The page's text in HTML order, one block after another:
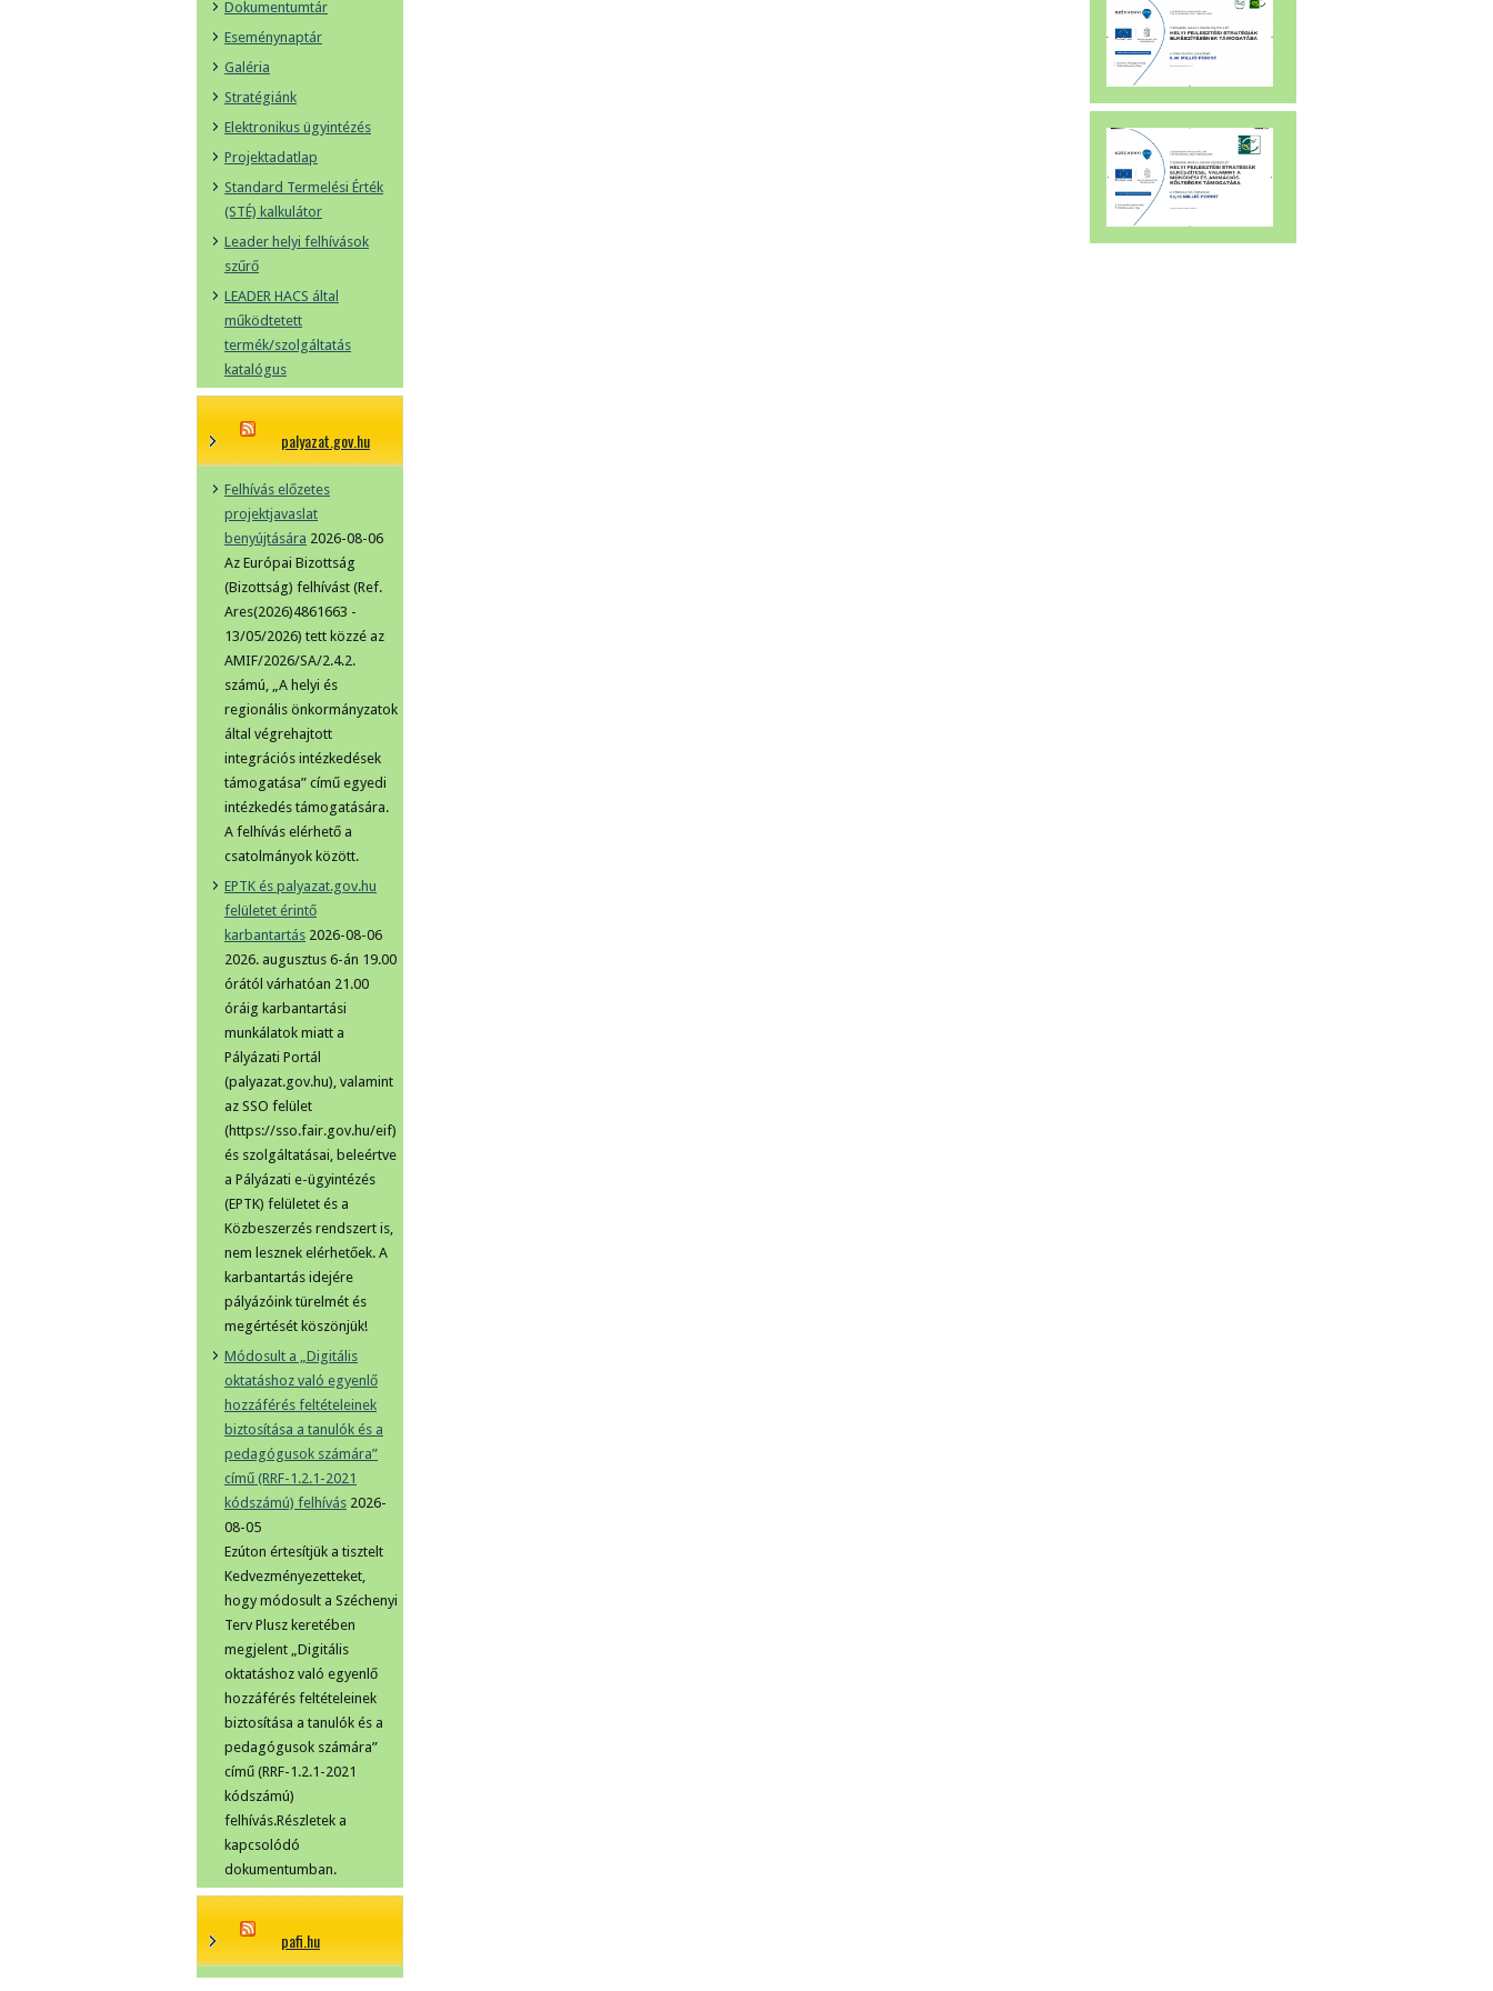
Dokumentumtár
Eseménynaptár
Galéria
Stratégiánk
Elektronikus ügyintézés
Projektadatlap
Standard Termelési Érték
(STÉ) kalkulátor
Leader helyi felhívások
szűrő
LEADER HACS által
működtetett
termék/szolgáltatás
katalógus
palyazat.gov.hu
Felhívás előzetes
projektjavaslat
benyújtására 2026-08-06
Az Európai Bizottság
(Bizottság) felhívást (Ref.
Ares(2026)4861663 -
13/05/2026) tett közzé az
AMIF/2026/SA/2.4.2.
számú, „A helyi és
regionális önkormányzatok
által végrehajtott
integrációs intézkedések
támogatása” című egyedi
intézkedés támogatására.
A felhívás elérhető a
csatolmányok között.
EPTK és palyazat.gov.hu
felületet érintő
karbantartás 2026-08-06
2026. augusztus 6-án 19.00
órától várhatóan 21.00
óráig karbantartási
munkálatok miatt a
Pályázati Portál
(palyazat.gov.hu), valamint
az SSO felület
(https://sso.fair.gov.hu/eif)
és szolgáltatásai, beleértve
a Pályázati e-ügyintézés
(EPTK) felületet és a
Közbeszerzés rendszert is,
nem lesznek elérhetőek. A
karbantartás idejére
pályázóink türelmét és
megértését köszönjük!
Módosult a „Digitális
oktatáshoz való egyenlő
hozzáférés feltételeinek
biztosítása a tanulók és a
pedagógusok számára”
című (RRF-1.2.1-2021
kódszámú) felhívás 2026-
08-05
Ezúton értesítjük a tisztelt
Kedvezményezetteket,
hogy módosult a Széchenyi
Terv Plusz keretében
megjelent „Digitális
oktatáshoz való egyenlő
hozzáférés feltételeinek
biztosítása a tanulók és a
pedagógusok számára”
című (RRF-1.2.1-2021
kódszámú)
felhívás.Részletek a
kapcsolódó
dokumentumban.
pafi.hu